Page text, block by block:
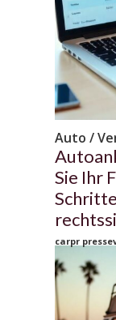
Auto /
Sie Ihr
carpr